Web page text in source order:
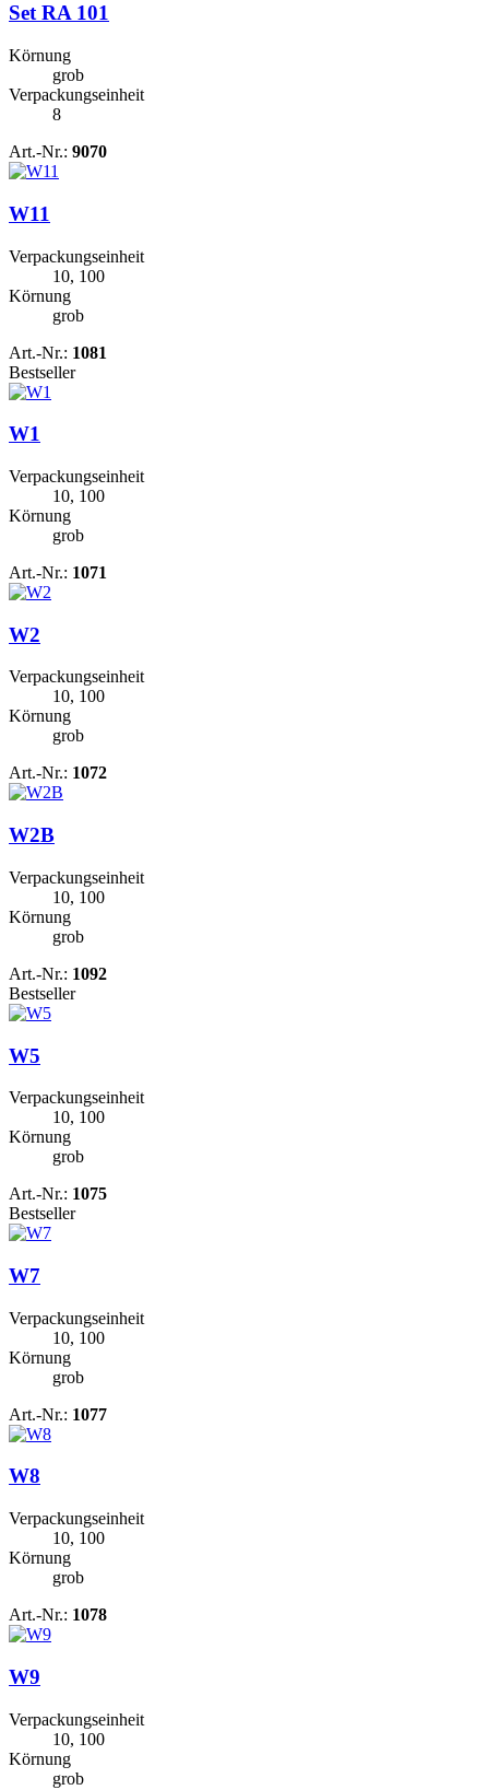
Set RA 101
Körnung
grob
Verpackungseinheit
8
Art.-Nr.: 9070
W11
Verpackungseinheit
10, 100
Körnung
grob
Art.-Nr.: 1081
Bestseller
W1
Verpackungseinheit
10, 100
Körnung
grob
Art.-Nr.: 1071
W2
Verpackungseinheit
10, 100
Körnung
grob
Art.-Nr.: 1072
W2B
Verpackungseinheit
10, 100
Körnung
grob
Art.-Nr.: 1092
Bestseller
W5
Verpackungseinheit
10, 100
Körnung
grob
Art.-Nr.: 1075
Bestseller
W7
Verpackungseinheit
10, 100
Körnung
grob
Art.-Nr.: 1077
W8
Verpackungseinheit
10, 100
Körnung
grob
Art.-Nr.: 1078
W9
Verpackungseinheit
10, 100
Körnung
grob